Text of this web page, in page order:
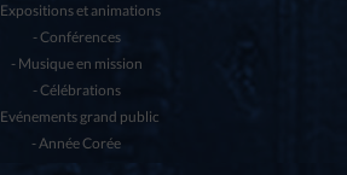
Expositions et animations
Conférences
Musique en mission
Célébrations
Evénements grand public
Année Corée